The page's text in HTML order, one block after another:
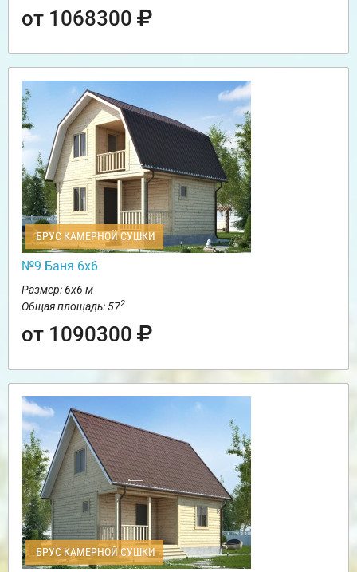
от 1068300
БРУС КАМЕРНОЙ СУШКИ
№9 Баня 6х6
Размер: 6х6 м
Общая площадь: 572
от 1090300
БРУС КАМЕРНОЙ СУШКИ